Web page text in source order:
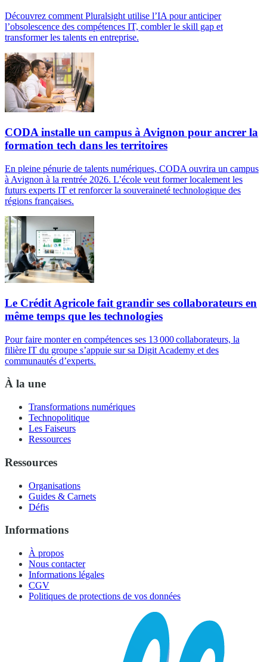
Découvrez comment Pluralsight utilise l’IA pour anticiper
l’obsolescence des compétences IT, combler le skill gap et
transformer les talents en entreprise.
CODA installe un campus à Avignon pour ancrer la
formation tech dans les territoires
En pleine pénurie de talents numériques, CODA ouvrira un campus
à Avignon à la rentrée 2026. L’école veut former localement les
futurs experts IT et renforcer la souveraineté technologique des
régions françaises.
Le Crédit Agricole fait grandir ses collaborateurs en
même temps que les technologies
Pour faire monter en compétences ses 13 000 collaborateurs, la
filière IT du groupe s’appuie sur sa Digit Academy et des
communautés d’experts.
À la une
Transformations numériques
Technopolitique
Les Faiseurs
Ressources
Ressources
Organisations
Guides & Carnets
Défis
Informations
À propos
Nous contacter
Informations légales
CGV
Politiques de protections de vos données